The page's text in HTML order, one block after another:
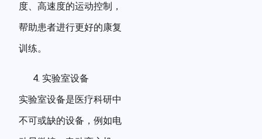
度、高速度的运动控制，
帮助患者进行更好的康复
训练。
实验室设备
实验室设备是医疗科研中
不可或缺的设备，例如电